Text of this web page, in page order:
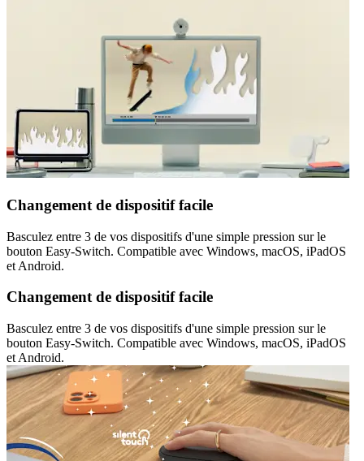
Changement de dispositif facile
Basculez entre 3 de vos dispositifs d'une simple pression sur le
bouton Easy-Switch. Compatible avec Windows, macOS, iPadOS
et Android.
Changement de dispositif facile
Basculez entre 3 de vos dispositifs d'une simple pression sur le
bouton Easy-Switch. Compatible avec Windows, macOS, iPadOS
et Android.